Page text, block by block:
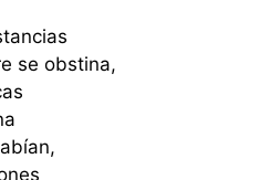
se obstina,